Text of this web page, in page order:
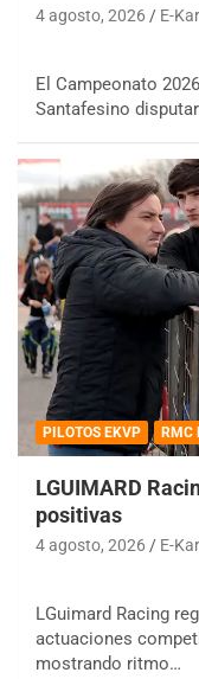
4 agosto, 2026 E-
El Campeonato
Santafesino
PILOTOS EKVP RMC
LGUIMARD
positivas
4 agosto, 2026 E-
LGuimard Racing
actuaciones
mostrando ritmo…